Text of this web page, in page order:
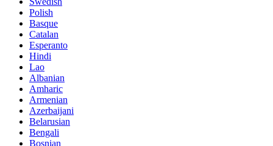
Polish
Basque
Catalan
Esperanto
Hindi
Lao
Albanian
Amharic
Armenian
Azerbaijani
Belarusian
Bengali
Bosnian